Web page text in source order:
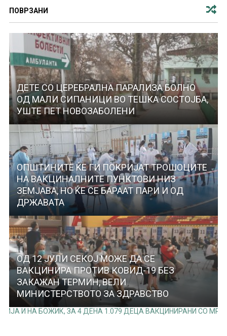
ПОВРЗАНИ
ДЕТЕ СО ЦЕРЕБРАЛНА ПАРАЛИЗА БОЛНО
ОД МАЛИ СИПАНИЦИ ВО ТЕШКА СОСТОЈБА,
УШТЕ ПЕТ НОВОЗАБОЛЕНИ
ОПШТИНИТЕ ЌЕ ГИ ПОКРИЈАТ ТРОШОЦИТЕ
НА ВАКЦИНАЛНИТЕ ПУНКТОВИ НИЗ
ЗЕМЈАВА, НО ЌЕ СЕ БАРААТ ПАРИ И ОД
ДРЖАВАТА
ОД 12 ЈУЛИ СЕКОЈ МОЖЕ ДА СЕ
ВАКЦИНИРА ПРОТИВ КОВИД-19 БЕЗ
ЗАКАЖАН ТЕРМИН, ВЕЛИ
МИНИСТЕРСТВОТО ЗА ЗДРАВСТВО